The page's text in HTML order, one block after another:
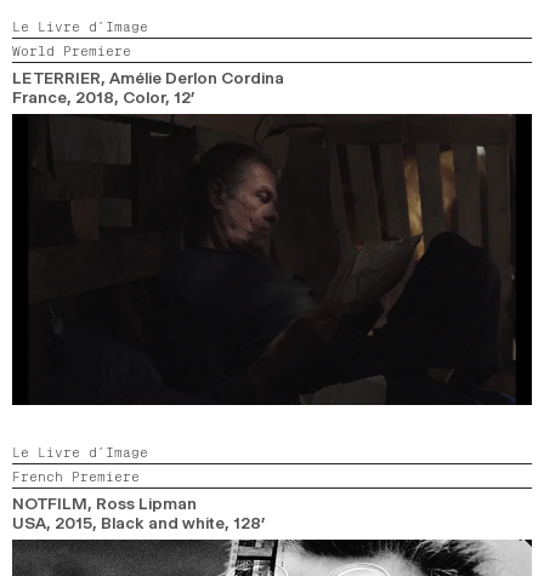
Le Livre d’Image
World Premiere
LE TERRIER, Amélie Derlon Cordina
France, 2018, Color, 12’
Le Livre d’Image
French Premiere
NOTFILM, Ross Lipman
USA, 2015, Black and white, 128’